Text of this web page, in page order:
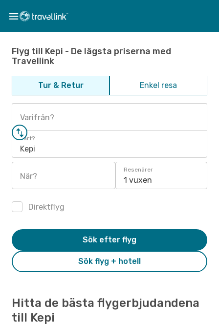
Flyg till Kepi - De lägsta priserna med
Travellink
Tur & Retur Enkel resa
Varifrån?
Vart?
Kepi
När?
Resenärer
1 vuxen
Direktflyg
Sök flyg + hotell
Sök efter flyg
Hitta de bästa flygerbjudandena
till Kepi